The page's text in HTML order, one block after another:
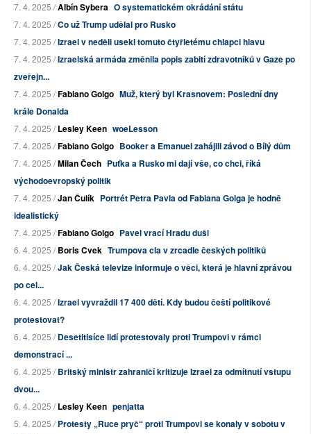
7. 4. 2025 /Albín Sybera O systematickém okrádání státu
7. 4. 2025 /Co už Trump udělal pro Rusko
7. 4. 2025 /Izrael v neděli usekl tomuto čtyřletému chlapci hlavu
7. 4. 2025 /Izraelská armáda změnila popis zabití zdravotníků v Gaze po
zveřejn...
7. 4. 2025 /Fabiano Golgo Muž, který byl Krasnovem: Poslední dny
krále Donalda
7. 4. 2025 /Lesley Keen woeLesson
7. 4. 2025 /Fabiano Golgo Booker a Emanuel zahájili závod o Bílý dům
7. 4. 2025 /Milan Čech Puťka a Rusko mi dají vše, co chci, říká
východoevropský politik
7. 4. 2025 /Jan Čulík Portrét Petra Pavla od Fabiana Golga je hodně
idealistický
7. 4. 2025 /Fabiano Golgo Pavel vrací Hradu duši
6. 4. 2025 /Boris Cvek Trumpova cla v zrcadle českých politiků
6. 4. 2025 /Jak Česká televize informuje o věci, která je hlavní zprávou
po cel...
6. 4. 2025 /Izrael vyvraždil 17 400 dětí. Kdy budou čeští politikové
protestovat?
6. 4. 2025 /Desetitisíce lidí protestovaly proti Trumpovi v rámci
demonstrací ...
6. 4. 2025 /Britský ministr zahraničí kritizuje Izrael za odmítnutí vstupu
dvou...
6. 4. 2025 /Lesley Keen penjatta
5. 4. 2025 /Protesty „Ruce pryč“ proti Trumpovi se konaly v sobotu v